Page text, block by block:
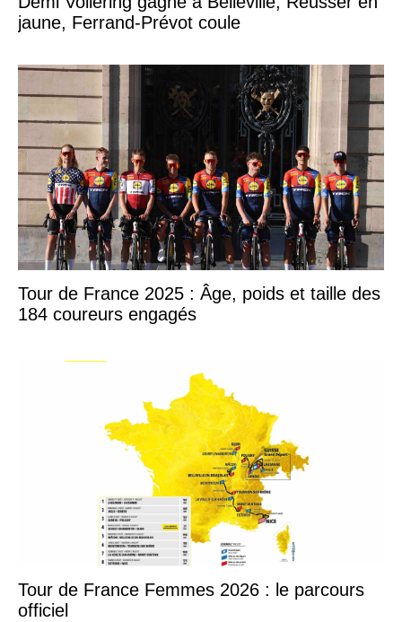
jaune, Ferrand-Prévot coule
Tour de France 2025 : Âge, poids et taille des
184 coureurs engagés
Tour de France Femmes 2026 : le parcours
officiel